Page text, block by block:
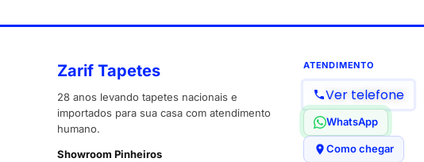
Zarif Tapetes
28 anos levando tapetes nacionais e
importados para sua casa com atendimento
humano.
Showroom Pinheiros
ATENDIMENTO
Ver telefone
WhatsApp
Como chegar